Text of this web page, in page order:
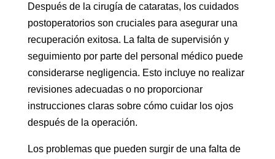
Después de la cirugía de cataratas, los cuidados
postoperatorios son cruciales para asegurar una
recuperación exitosa. La falta de supervisión y
seguimiento por parte del personal médico puede
considerarse negligencia. Esto incluye no realizar
revisiones adecuadas o no proporcionar
instrucciones claras sobre cómo cuidar los ojos
después de la operación.
Los problemas que pueden surgir de una falta de